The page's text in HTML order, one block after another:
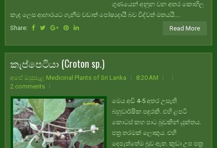
ගුණයෙන් අනූන වන අතර කොහිල
කැඳ ලෙස ආහාරයට ගැනීම වඩාත් පෝෂ්‍යදායී බව විද්වත් මතයයි....
Share:
Read More
කැප්පෙටියා (Croton sp.)
අපේ ඔසුපැළ Medicinal Plants of Sri Lanka
8:20 AM
2 comments
මෙය අඩි 4-5 අතර උසැති
බහුවාර්ෂික පඳුරකි. එහි ළපටි
කොටස් කහ පාට බූවකින් යුක්තය.
පත්‍ර තරමක් ලොකුය. එහි
දෙපැත්තේම බූව ඇත. කුඩා උප පත්‍ර